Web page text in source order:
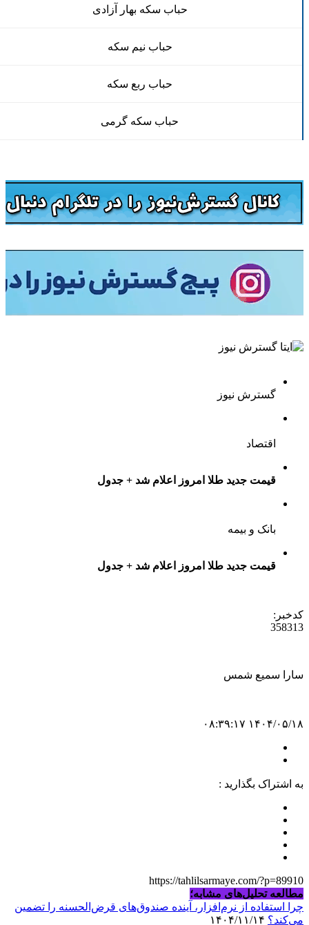
حباب سکه بهار آزادی
حباب نیم سکه
حباب ربع سکه
حباب سکه گرمی
گسترش نیوز
اقتصاد
قیمت جدید طلا امروز اعلام شد + جدول
بانک و بیمه
قیمت جدید طلا امروز اعلام شد + جدول
کدخبر:
358313
سارا سمیع شمس
۱۴۰۴/۰۵/۱۸ ۰۸:۳۹:۱۷
به اشتراک بگذارید :
https://tahlilsarmaye.com/?p=89910
مطالعه تحلیل‌های مشابه؛
چرا استفاده از نرم‌افزار، آینده صندوق‌های قرض‌الحسنه را تضمین
می‌کند؟